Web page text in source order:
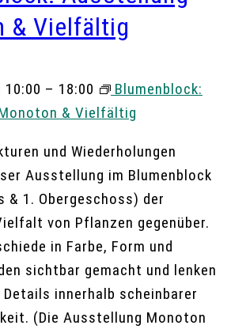
& Vielfältig
– 18:00
Blumenblock:
& Vielfältig
und Wiederholungen
Ausstellung im Blumenblock
& 1. Obergeschoss) der
von Pflanzen gegenüber.
in Farbe, Form und
sichtbar gemacht und lenken
innerhalb scheinbarer
(Die Ausstellung Monoton